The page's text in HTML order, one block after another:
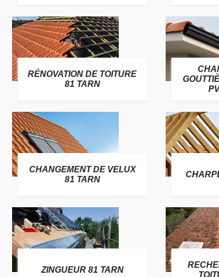
RÉNOVATION DE TOITURE
81 TARN
CHANGEMENT DE VELUX
81 TARN
ZINGUEUR 81 TARN